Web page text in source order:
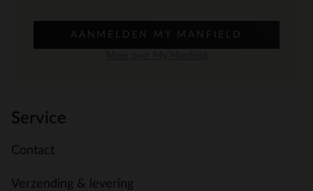
AANMELDEN MY MANFIELD
Service
Contact
Verzending & levering